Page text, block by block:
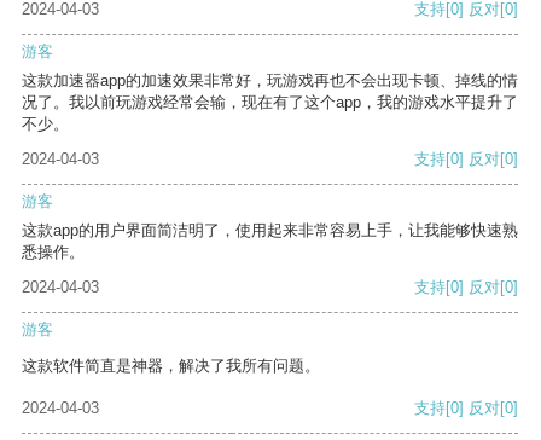
2024-04-03
支持[0] 反对[0]
游客
这款加速器app的加速效果非常好，玩游戏再也不会出现卡顿、掉线的情
况了。我以前玩游戏经常会输，现在有了这个app，我的游戏水平提升了
不少。
2024-04-03
支持[0] 反对[0]
游客
这款app的用户界面简洁明了，使用起来非常容易上手，让我能够快速熟
悉操作。
2024-04-03
支持[0] 反对[0]
游客
这款软件简直是神器，解决了我所有问题。
2024-04-03 支持[0] 反对[0]